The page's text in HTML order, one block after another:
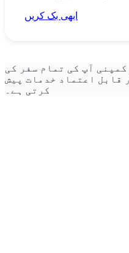
ابھی بک کریں
آپ کی تمام سفر کی
قابل اعتماد خدمات پیش
کرتی ہے۔